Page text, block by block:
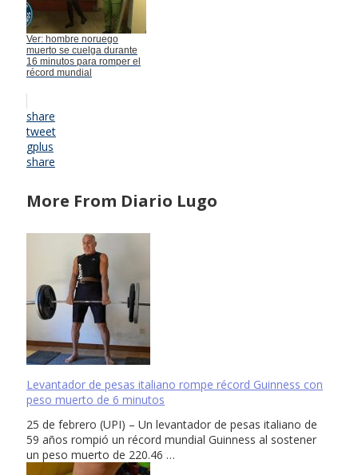
Ver: hombre noruego
muerto se cuelga durante
16 minutos para romper el
récord mundial
share
tweet
gplus
share
More From Diario Lugo
Levantador de pesas italiano rompe récord Guinness con
peso muerto de 6 minutos
25 de febrero (UPI) – Un levantador de pesas italiano de
59 años rompió un récord mundial Guinness al sostener
un peso muerto de 220.46 …